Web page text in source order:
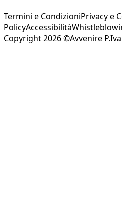
Termini e CondizioniPrivacy e
PolicyAccessibilità
Copyright 2026 ©Avvenire